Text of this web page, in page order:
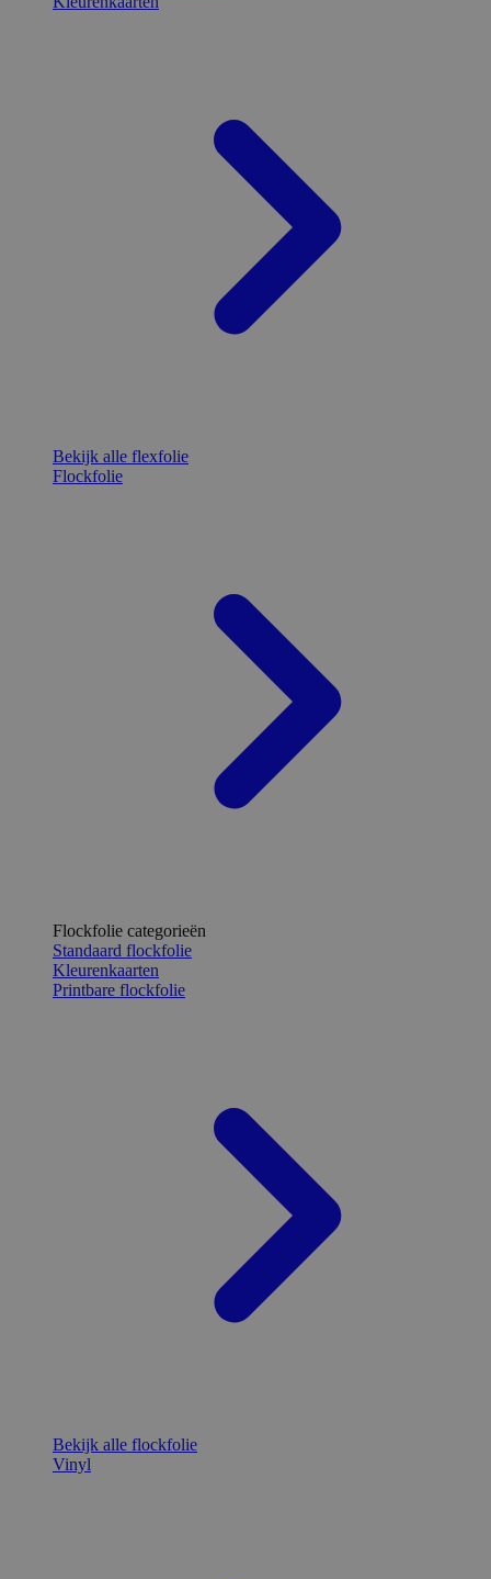
Bekijk alle flexfolie
Flockfolie
Flockfolie categorieën
Standaard flockfolie
Kleurenkaarten
Printbare flockfolie
Bekijk alle flockfolie
Vinyl